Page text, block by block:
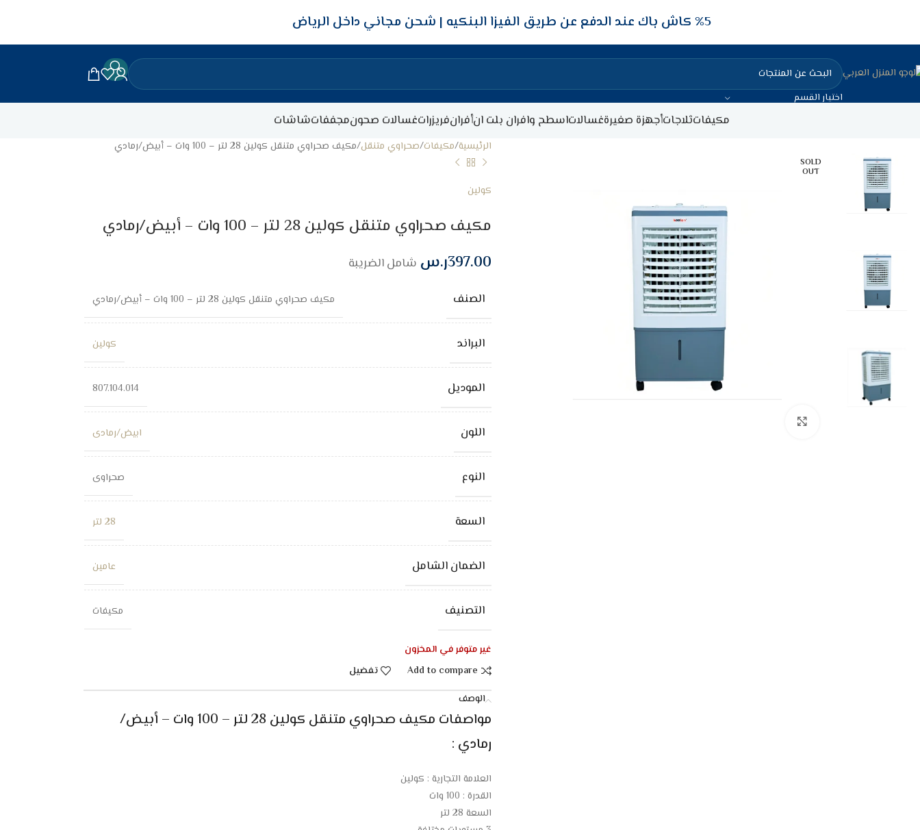
5‎% كاش باك عند الدفع عن طريق الفيزا البنكيه شحن مجاني داخل الرياض
اختيار القسم
مكيفاتثلاجاتأجهزة صغيرةغسالاتاسطح وافران بلت انأفرانفريزراتغسالات صحونمجففاتشاشات
SOLD
OUT
الرئيسية مكيفات صحراوي متنقل مكيف صحراوي متنقل كولين 28 لتر – 100 وات – أبيض/رمادي
كولين
مكيف صحراوي متنقل كولين 28 لتر – 100 وات – أبيض/رمادي
397.00ر.س شامل الضريبة
الصنف مكيف صحراوي متنقل كولين 28 لتر – 100 وات – أبيض/رمادي
البراند كولين
الموديل 807.104.014
اللون ابيض/رمادى
النوع صحراوى
السعة 28 لتر
الضمان الشامل عامين
التصنيف مكيفات
غير متوفر في المخزون
Add to compare
تفضيل
الوصف
مواصفات مكيف صحراوي متنقل كولين 28 لتر – 100 وات – أبيض/
رمادي :
العلامة التجارية : كولين
القدرة : 100 وات
السعة 28 لتر